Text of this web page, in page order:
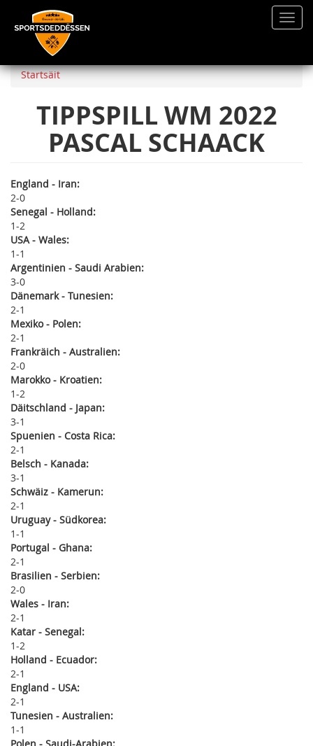
zum
InhaltStartsäit
TIPPSPILL WM 2022
PASCAL SCHAACK
England - Iran:
2 0
Senegal - Holland:
1 2
USA - Wales:
1 1
Argentinien - Saudi Arabien:
3 0
Dänemark - Tunesien:
2 1
Mexiko - Polen:
2 1
Frankräich - Australien:
2 0
Marokko - Kroatien:
1 2
Däitschland - Japan:
3 1
Spuenien - Costa Rica:
2 1
Belsch - Kanada:
3 1
Schwäiz - Kamerun:
2 1
Uruguay - Südkorea:
1 1
Portugal - Ghana:
2 1
Brasilien - Serbien:
2 0
Wales - Iran:
2 1
Katar - Senegal:
1 2
Holland - Ecuador:
2 1
England - USA:
2 1
Tunesien - Australien:
1 1